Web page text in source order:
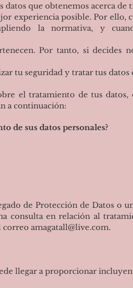
que obtenemos acerca de
experiencia posible. Por ello,
la normativa, y
Por tanto, si decides
tu seguridad y tratar tus datos
el tratamiento de tus
a continuación:
de sus datos personales?
de Protección de Datos o
consulta en relación al
correo amagatall@live.com.
llegar a proporcionar